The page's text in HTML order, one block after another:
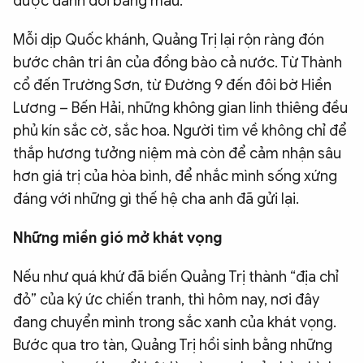
Mỗi dịp Quốc khánh, Quảng Trị lại rộn ràng đón
bước chân tri ân của đồng bào cả nước. Từ Thành
cổ đến Trường Sơn, từ Đường 9 đến đôi bờ Hiền
Lương – Bến Hải, những không gian linh thiêng đều
phủ kín sắc cờ, sắc hoa. Người tìm về không chỉ để
thắp hương tưởng niệm mà còn để cảm nhận sâu
hơn giá trị của hòa bình, để nhắc mình sống xứng
đáng với những gì thế hệ cha anh đã gửi lại.
Những miền gió mở khát vọng
Nếu như quá khứ đã biến Quảng Trị thành “địa chỉ
đỏ” của ký ức chiến tranh, thì hôm nay, nơi đây
đang chuyển mình trong sắc xanh của khát vọng.
Bước qua tro tàn, Quảng Trị hồi sinh bằng những